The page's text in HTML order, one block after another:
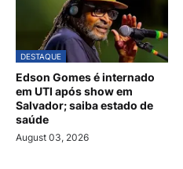
DESTAQUE
Edson Gomes é internado
em UTI após show em
Salvador; saiba estado de
saúde
August 03, 2026